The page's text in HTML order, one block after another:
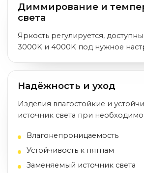
Диммирование и
света
Яркость регулируется,
3000K и 4000K под нужное
Надёжность и уход
Изделия влагостойкие и
источник света при
Влагонепроницаемость
Устойчивость к пятнам
Заменяемый источник света